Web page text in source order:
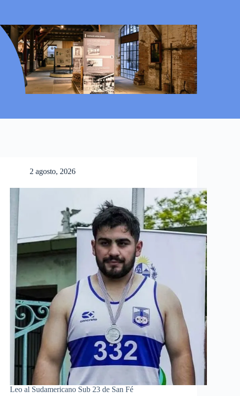
2 agosto, 2026
Leo al Sudamericano Sub 23 de San Fé